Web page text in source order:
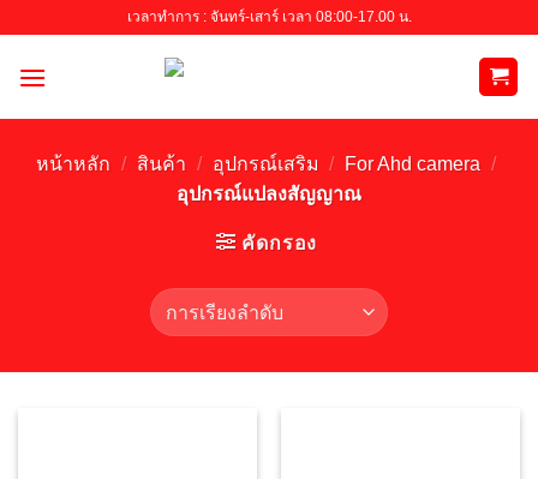
content
เวลาทำการ : จันทร์-เสาร์ เวลา 08:00-17.00 น.
หน้าหลัก / สินค้า / อุปกรณ์เสริม / For Ahd camera /
อุปกรณ์แปลงสัญญาณ
คัดกรอง